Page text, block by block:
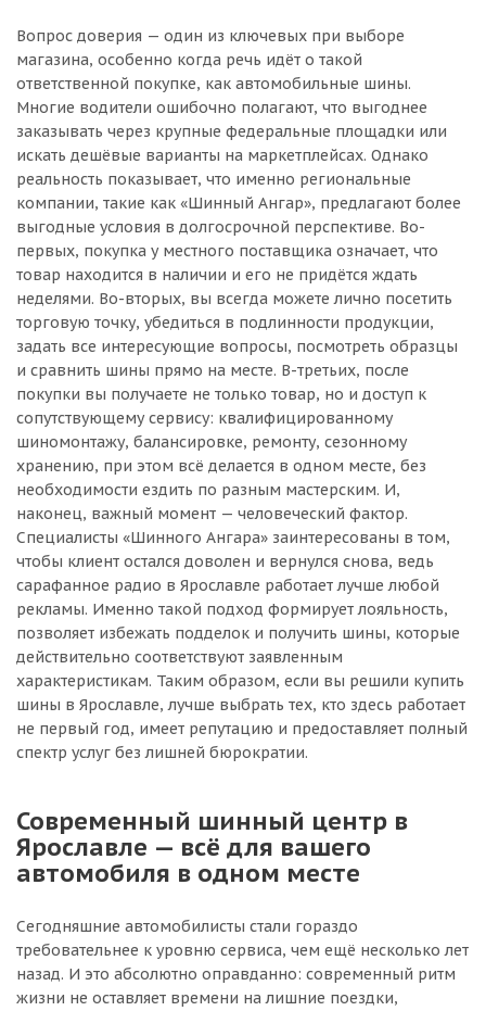
Вопрос доверия — один из ключевых при выборе
магазина, особенно когда речь идёт о такой
ответственной покупке, как автомобильные шины.
Многие водители ошибочно полагают, что выгоднее
заказывать через крупные федеральные площадки или
искать дешёвые варианты на маркетплейсах. Однако
реальность показывает, что именно региональные
компании, такие как «Шинный Ангар», предлагают более
выгодные условия в долгосрочной перспективе. Во-
первых, покупка у местного поставщика означает, что
товар находится в наличии и его не придётся ждать
неделями. Во-вторых, вы всегда можете лично посетить
торговую точку, убедиться в подлинности продукции,
задать все интересующие вопросы, посмотреть образцы
и сравнить шины прямо на месте. В-третьих, после
покупки вы получаете не только товар, но и доступ к
сопутствующему сервису: квалифицированному
шиномонтажу, балансировке, ремонту, сезонному
хранению, при этом всё делается в одном месте, без
необходимости ездить по разным мастерским. И,
наконец, важный момент — человеческий фактор.
Специалисты «Шинного Ангара» заинтересованы в том,
чтобы клиент остался доволен и вернулся снова, ведь
сарафанное радио в Ярославле работает лучше любой
рекламы. Именно такой подход формирует лояльность,
позволяет избежать подделок и получить шины, которые
действительно соответствуют заявленным
характеристикам. Таким образом, если вы решили купить
шины в Ярославле, лучше выбрать тех, кто здесь работает
не первый год, имеет репутацию и предоставляет полный
спектр услуг без лишней бюрократии.
Современный шинный центр в
Ярославле — всё для вашего
автомобиля в одном месте
Сегодняшние автомобилисты стали гораздо
требовательнее к уровню сервиса, чем ещё несколько лет
назад. И это абсолютно оправданно: современный ритм
жизни не оставляет времени на лишние поездки,